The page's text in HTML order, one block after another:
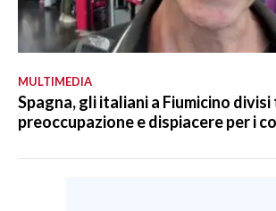
MULTIMEDIA
Spagna, gli italiani a Fiumicino divisi
preoccupazione e dispiacere per i